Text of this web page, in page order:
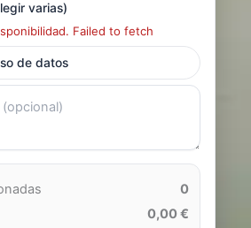
varias)
Failed to fetch
de datos
0
0,00 €